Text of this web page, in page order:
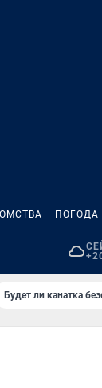
ПОГОДА
Будет ли канатка